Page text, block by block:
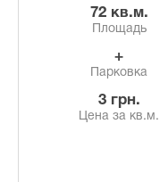
72 кв.м.
Площадь
+
Парковка
3 грн.
Цена за кв.м.